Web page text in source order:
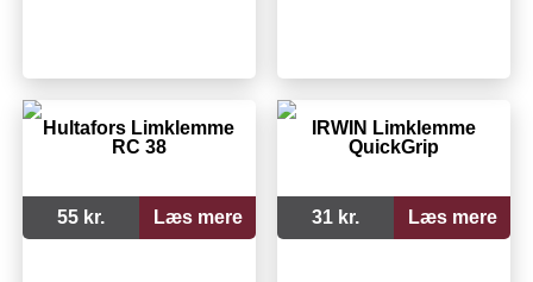
Hultafors Limklemme
RC 38
55 kr. Læs mere
IRWIN Limklemme
QuickGrip
31 kr. Læs mere